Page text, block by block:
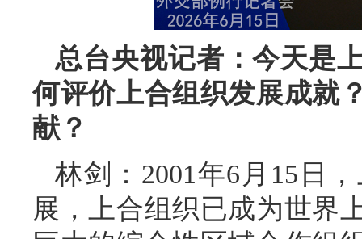
总台央视记者：今天是
何评价上合组织发展成就
献？
林剑：2001年6月15日
展，上合组织已成为世界